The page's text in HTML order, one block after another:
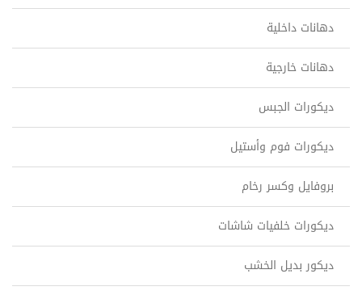
دهانات داخلية
دهانات خارجية
ديكورات الجبس
ديكورات فوم وأستيل
بروفايل وكسر رخام
ديكورات خلفيات شاشات
ديكور بديل الخشب